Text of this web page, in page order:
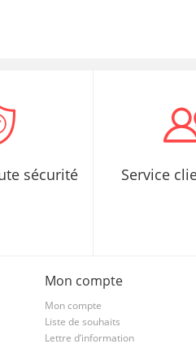
sécurité Service
Mon compte
Mon compte
Liste de souhaits
Lettre d’information